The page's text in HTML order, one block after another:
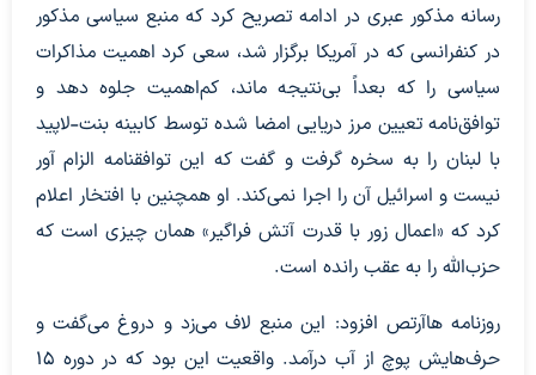
رسانه مذکور عبری در ادامه تصریح کرد که منبع سیاسی مذکور
در کنفرانسی که در آمریکا برگزار شد، سعی کرد اهمیت مذاکرات
سیاسی را که بعداً بی‌نتیجه ماند، کم‌اهمیت جلوه دهد و
توافق‌نامه تعیین مرز دریایی امضا شده توسط کابینه بنت-لاپید
با لبنان را به سخره گرفت و گفت که این توافقنامه الزام آور
نیست و اسرائیل آن را اجرا نمی‌کند. او همچنین با افتخار اعلام
کرد که «اعمال زور با قدرت آتش فراگیر» همان چیزی است که
حزب‌الله را به عقب رانده است.
روزنامه هاآرتص افزود: این منبع لاف می‌زد و دروغ می‌گفت و
حرف‌هایش پوچ از آب درآمد. واقعیت این بود که در دوره 15